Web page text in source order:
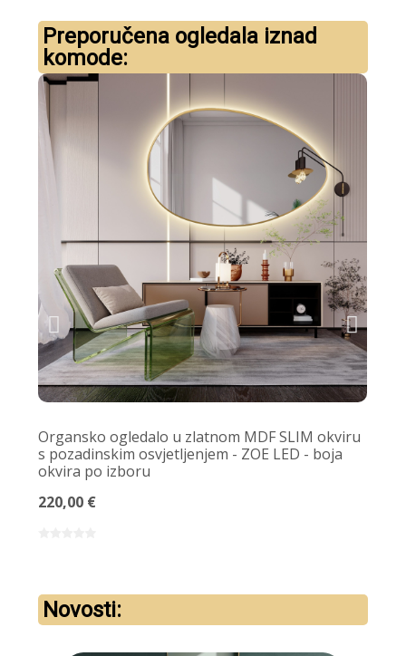
Preporučena ogledala iznad
komode:
Organsko ogledalo u zlatnom MDF SLIM okviru
s pozadinskim osvjetljenjem - ZOE LED - boja
okvira po izboru
220,00 €
Novosti: